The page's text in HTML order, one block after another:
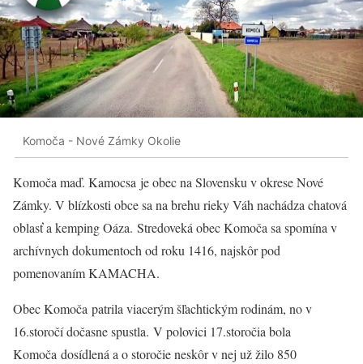
Komoča - Nové Zámky Okolie
Komoča maď. Kamocsa je obec na Slovensku v okrese Nové
Zámky. V blízkosti obce sa na brehu rieky Váh nachádza chatová
oblasť a kemping Oáza. Stredoveká obec Komoča sa spomína v
archívnych dokumentoch od roku 1416, najskôr pod
pomenovaním KAMACHA.
Obec Komoča patrila viacerým šľachtickým rodinám, no v
16.storočí dočasne spustla. V polovici 17.storočia bola
Komoča dosídlená a o storočie neskôr v nej už žilo 850